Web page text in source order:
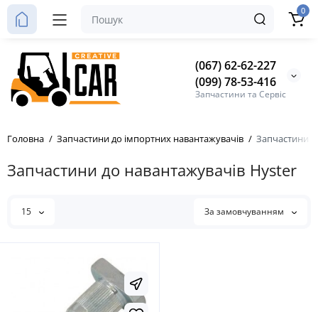
(067) 62-62-227
(099) 78-53-416
Запчастини та Сервіс
0
Головна Запчастини до імпортних навантажувачів Запчастини
Запчастини до навантажувачів Hyster
15 За замовчуванням